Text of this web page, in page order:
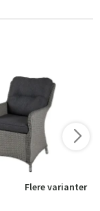
Flere varianter